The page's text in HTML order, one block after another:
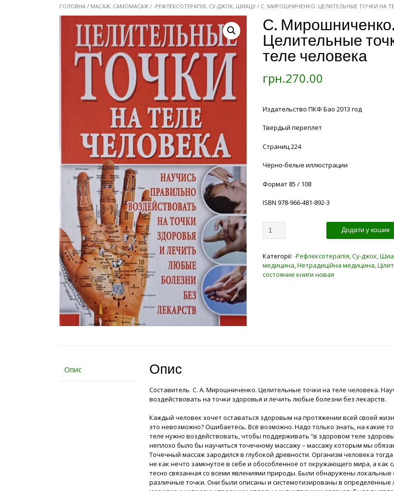
ГОЛОВНА / МАСАЖ, САМОМАСАЖ / -РЕФЛЕКСОТЕРАПІЯ, СУ-ДЖОК, ШИАЦУ / С. МИРОШНИЧЕНКО. ЦЕЛИТЕЛЬНЫЕ ТОЧКИ НА
С. Мирошниченко.
Целительные
теле человека
грн.270.00
Издательство ПКФ Бао 2013 год
Твердый переплет
Страниц 224
Чёрно-белые иллюстрации
Формат 85 / 108
ISBN 978-966-481-892-3
Кількість Додати у кошик
Категорії: -Рефлексотерапія, Су-джок,
медицина,Нетрадиційна медицина,
состояние книги новая
Опис Опис
Составитель С. А. Мирошниченко. Целительные точки на теле человека.
воздействовать на точки здоровья и лечить любые болезни без лекарств.
Каждый человек хочет оставаться здоровым на протяжении всей своей
это невозможно? Ошибаетесь. Всё возможно. Надо только знать, на какие
теле нужно воздействовать, чтобы поддерживать “в здоровом теле
неплохо было бы научиться точечному массажу – массажу которым мы
Точечный массаж зародился в глубокой древности. Организм человека
не как нечто замкнутое в себе и обособленное от окружающего мира, а как
тесно связанная со всеми явлениями природы. Были обнаружены локальные
различные точки. Они были описаны и системотизированы в определённые